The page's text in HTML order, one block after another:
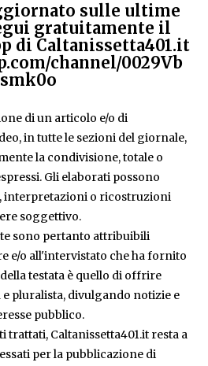
sulle ultime
gratuitamente il
di Caltanissetta401.it
channel/0029Vb
di un articolo e/o di
in tutte le sezioni del giornale,
la condivisione, totale o
Gli elaborati possono
interpretazioni o ricostruzioni
soggettivo.
sono pertanto attribuibili
e/o all'intervistato che ha fornito
testata è quello di offrire
pluralista, divulgando notizie e
pubblico.
Caltanissetta401.it resta a
per la pubblicazione di